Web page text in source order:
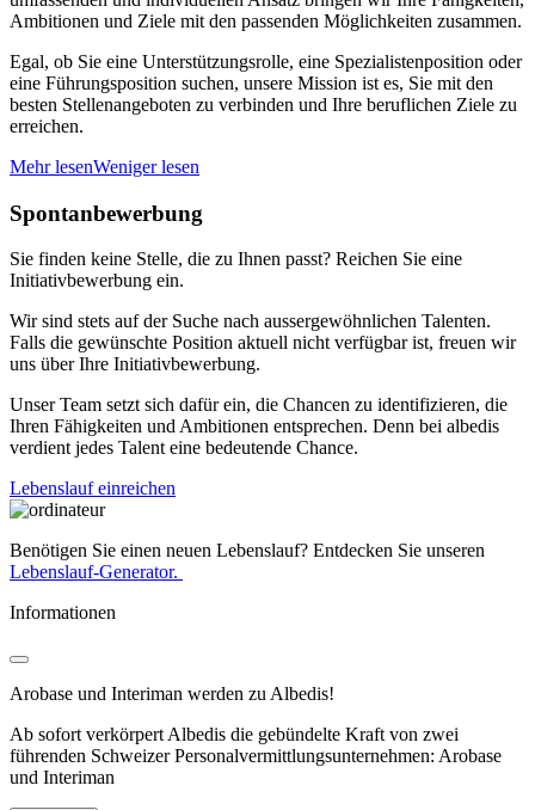
Ambitionen und Ziele mit den passenden Möglichkeiten zusammen.
Egal, ob Sie eine Unterstützungsrolle, eine Spezialistenposition oder
eine Führungsposition suchen, unsere Mission ist es, Sie mit den
besten Stellenangeboten zu verbinden und Ihre beruflichen Ziele zu
erreichen.
Mehr lesenWeniger lesen
Spontanbewerbung
Sie finden keine Stelle, die zu Ihnen passt? Reichen Sie eine
Initiativbewerbung ein.
Wir sind stets auf der Suche nach aussergewöhnlichen Talenten.
Falls die gewünschte Position aktuell nicht verfügbar ist, freuen wir
uns über Ihre Initiativbewerbung.
Unser Team setzt sich dafür ein, die Chancen zu identifizieren, die
Ihren Fähigkeiten und Ambitionen entsprechen. Denn bei albedis
verdient jedes Talent eine bedeutende Chance.
Lebenslauf einreichen
Benötigen Sie einen neuen Lebenslauf? Entdecken Sie unseren
Lebenslauf-Generator.
Informationen
Arobase und Interiman werden zu Albedis!
Ab sofort verkörpert Albedis die gebündelte Kraft von zwei
führenden Schweizer Personalvermittlungsunternehmen: Arobase
und Interiman